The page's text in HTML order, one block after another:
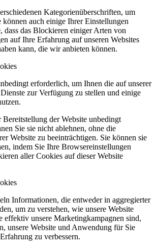
Kategorienüberschriften, um
können auch einige Ihrer Einstellungen
dass das Blockieren einiger Arten von
auf Ihre Erfahrung auf unseren Websites
kann, die wir anbieten können.
erforderlich, um Ihnen die auf unserer
zur Verfügung zu stellen und einige
Bereitstellung der Website unbedingt
Sie sie nicht ablehnen, ohne die
Website zu beeinträchtigen. Sie können sie
indem Sie Ihre Browsereinstellungen
aller Cookies auf dieser Website
Informationen, die entweder in aggregierter
um zu verstehen, wie unsere Website
effektiv unsere Marketingkampagnen sind,
unsere Website und Anwendung für Sie
zu verbessern.